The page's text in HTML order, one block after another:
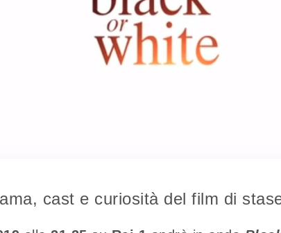
cast e curiosità del film di